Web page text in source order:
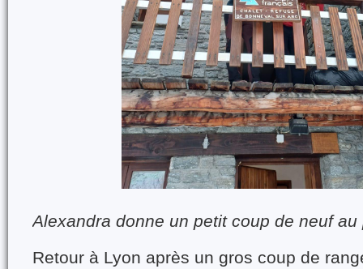
Alexandra donne un petit coup de neuf
Retour à Lyon après un gros coup de